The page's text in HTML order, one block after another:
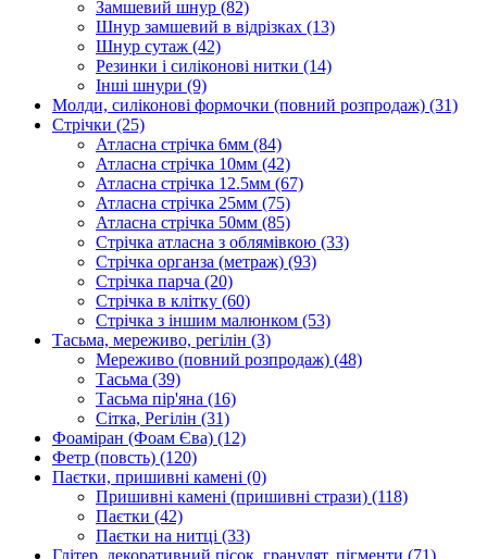
Замшевий шнур (82)
Шнур замшевий в відрізках (13)
Шнур сутаж (42)
Резинки і силіконові нитки (14)
Інші шнури (9)
Молди, силіконові формочки (повний розпродаж) (31)
Стрічки (25)
Атласна стрічка 6мм (84)
Атласна стрічка 10мм (42)
Атласна стрічка 12.5мм (67)
Атласна стрічка 25мм (75)
Атласна стрічка 50мм (85)
Стрічка атласна з облямівкою (33)
Стрічка органза (метраж) (93)
Стрічка парча (20)
Стрічка в клітку (60)
Стрічка з іншим малюнком (53)
Тасьма, мереживо, регілін (3)
Мереживо (повний розпродаж) (48)
Тасьма (39)
Тасьма пір'яна (16)
Сітка, Регілін (31)
Фоаміран (Фоам Єва) (12)
Фетр (повсть) (120)
Паєтки, пришивні камені (0)
Пришивні камені (пришивні стрази) (118)
Паєтки (42)
Паєтки на нитці (33)
Глітер, декоративний пісок, гранулят, пігменти (71)